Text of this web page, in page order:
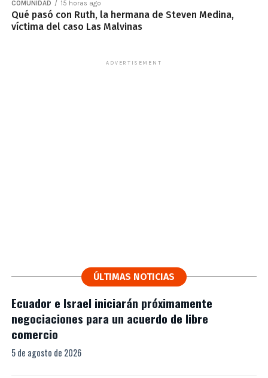
COMUNIDAD 15 horas ago
Qué pasó con Ruth, la hermana de Steven Medina,
víctima del caso Las Malvinas
ADVERTISEMENT
ÚLTIMAS NOTICIAS
Ecuador e Israel iniciarán próximamente
negociaciones para un acuerdo de libre
comercio
5 de agosto de 2026